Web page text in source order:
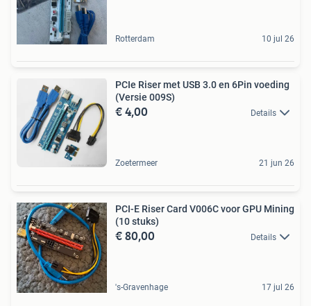
Rotterdam 10 jul 26
PCIe Riser met USB 3.0 en 6Pin voeding
(Versie 009S)
€ 4,00 Details
Zoetermeer 21 jun 26
PCI-E Riser Card V006C voor GPU Mining
(10 stuks)
€ 80,00 Details
's-Gravenhage 17 jul 26